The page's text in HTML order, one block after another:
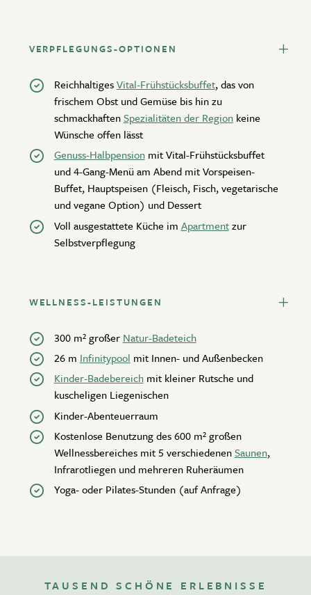
VERPFLEGUNGS-OPTIONEN
ReichhaltigesVital-Frühstücksbuffet, das von
frischem Obst und Gemüse bis hin zu
schmackhaftenSpezialitäten der Regionkeine
Wünsche offen lässt
Genuss-Halbpensionmit Vital-Frühstücksbuffet
und 4-Gang-Menü am Abend mit Vorspeisen-
Buffet, Hauptspeisen (Fleisch, Fisch, vegetarische
und vegane Option) und Dessert
Voll ausgestattete Küche im Apartmentzur
Selbstverpflegung
WELLNESS-LEISTUNGEN
300 m² großer Natur-Badeteich
26 m Infinitypool mit Innen- und Außenbecken
Kinder-Badebereichmit kleiner Rutsche und
kuscheligen Liegenischen
Kinder-Abenteuerraum
Kostenlose Benutzung des 600 m² großen
Wellnessbereiches mit 5 verschiedenenSaunen,
Infrarotliegen und mehreren Ruheräumen
Yoga- oder Pilates-Stunden (auf Anfrage)
TAUSEND SCHÖNE ERLEBNISSE